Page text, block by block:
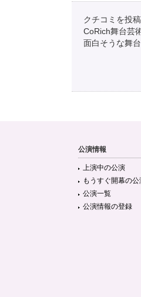
クチコミを投
CoRich舞台芸
面白そうな舞
公演情報
上演中の公演
もうすぐ開幕の公
公演一覧
公演情報の登録